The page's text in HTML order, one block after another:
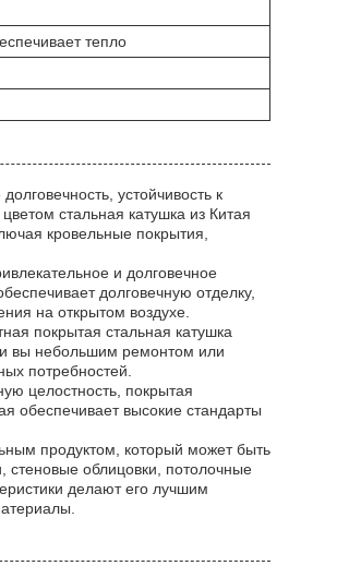
тепло
устойчивость к
стальная катушка из Китая
кровельные покрытия,
и долговечное
долговечную отделку,
на открытом воздухе.
покрытая стальная катушка
вы небольшим ремонтом или
потребностей.
целостность, покрытая
обеспечивает высокие стандарты
продуктом, который может быть
стеновые облицовки, потолочные
делают его лучшим